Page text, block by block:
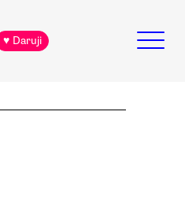
♥ Daruji